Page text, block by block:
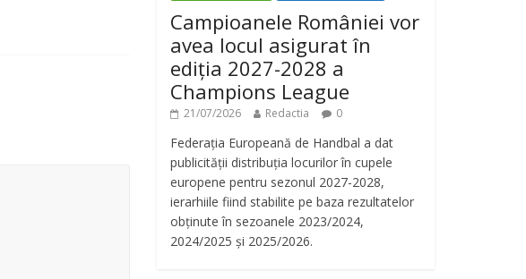
Campioanele României vor
avea locul asigurat în
ediția 2027-2028 a
Champions League
21/07/2026 Redactia 0
Federația Europeană de Handbal a dat
publicității distribuția locurilor în cupele
europene pentru sezonul 2027-2028,
ierarhiile fiind stabilite pe baza rezultatelor
obținute în sezoanele 2023/2024,
2024/2025 și 2025/2026.